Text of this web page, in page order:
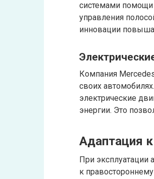
системами помощи
управления
инновации
Компания
своих
электрические
энергии. Это
Адаптация
При эксплуатации
к